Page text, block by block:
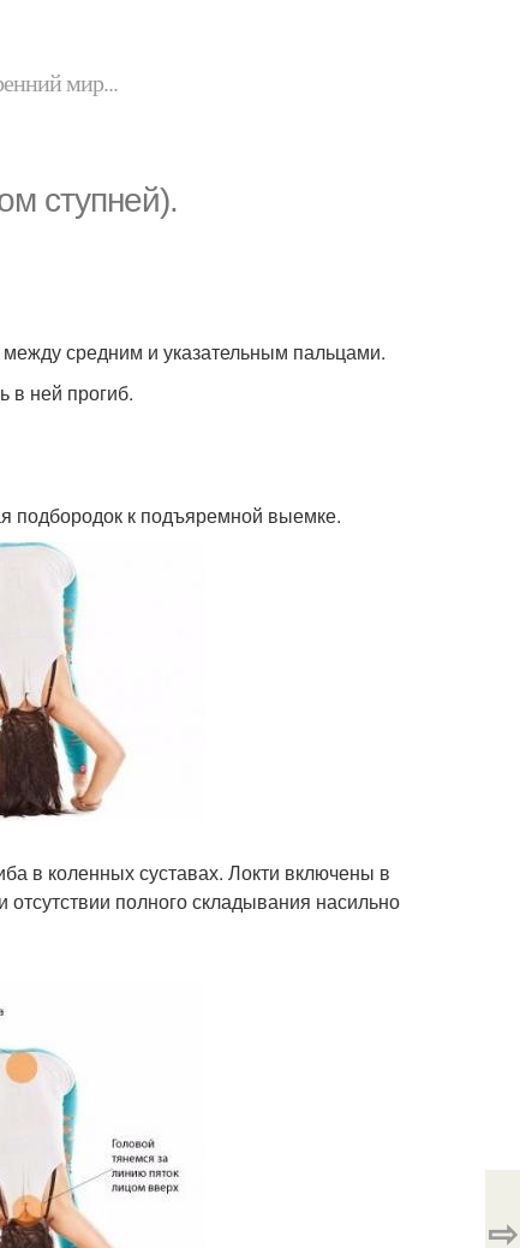
мир...
ступней).
средним и указательным пальцами.
в ней прогиб.
подбородок к подъяремной выемке.
в коленных суставах. Локти включены в
полного складывания насильно
⇨